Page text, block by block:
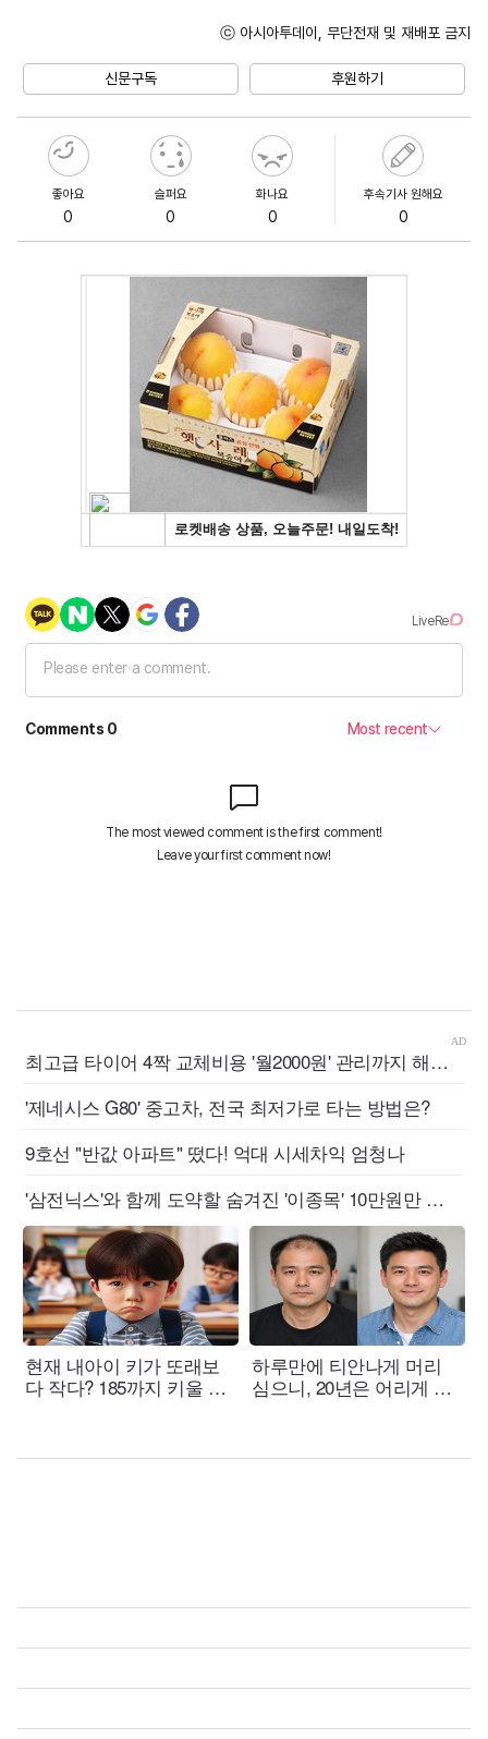
ⓒ 아시아투데이, 무단전재 및 재배포 금지
신문구독 후원하기
좋아요
0
슬퍼요
0
화나요
0
후속기사 원해요
0